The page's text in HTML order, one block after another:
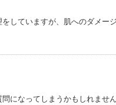
していますが、肌へのダメー
になってしまうかもしれませ